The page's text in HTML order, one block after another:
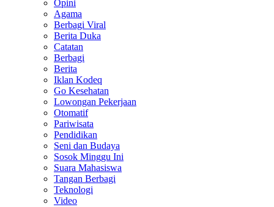
Opini
Agama
Berbagi Viral
Berita Duka
Catatan
Berbagi
Berita
Iklan Kodeq
Go Kesehatan
Lowongan Pekerjaan
Otomatif
Pariwisata
Pendidikan
Seni dan Budaya
Sosok Minggu Ini
Suara Mahasiswa
Tangan Berbagi
Teknologi
Video